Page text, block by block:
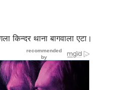
किन्दर थाना बागवाला एटा।